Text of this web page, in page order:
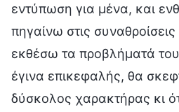
εντύπωση για μένα, και
πηγαίνω στις
εκθέσω τα προβλήματά
έγινα επικεφαλής, θα
δύσκολος χαρακτήρας κι